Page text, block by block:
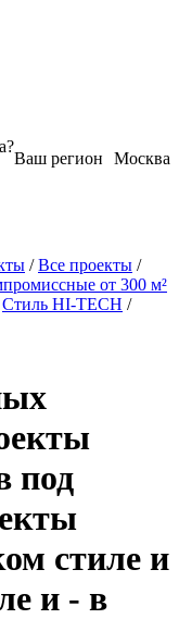
Москва
Ваш регион
?
/Все проекты /
от 300 м²
Стиль HI-TECH /
под
стиле и
и - в